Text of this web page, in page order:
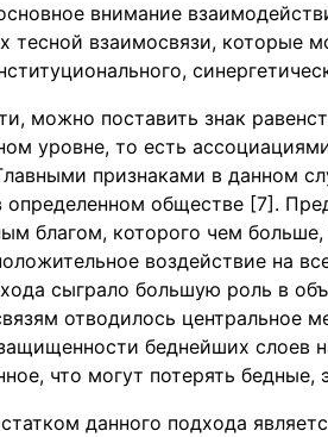
внимание
тесной взаимосвязи, которые
можно поставить знак
уровне, то есть
признаками в данном
определенном обществе [7].
благом, которого чем
воздействие на
сыграло большую роль в
отводилось центральное
беднейших слоев
что могут потерять бедные,
данного подхода